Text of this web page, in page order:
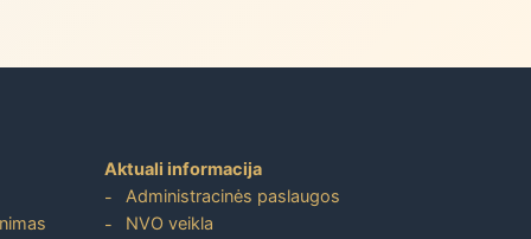
Aktuali informacija
Administracinės paslaugos
NVO veikla